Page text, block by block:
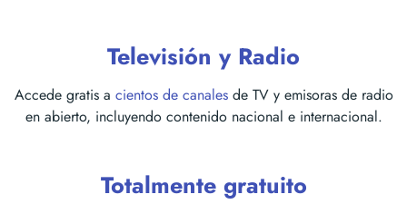
Televisión y Radio
Accede gratis a cientos de canalesde TV y emisoras de radio
en abierto, incluyendo contenido nacional e internacional.
Totalmente gratuito